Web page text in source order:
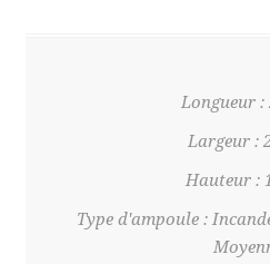
Longueur :
Largeur :
Hauteur :
Type d'ampoule :